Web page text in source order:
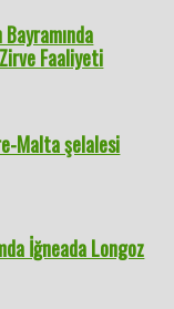
Faaliyeti
Malta şelalesi
İğneada Longoz